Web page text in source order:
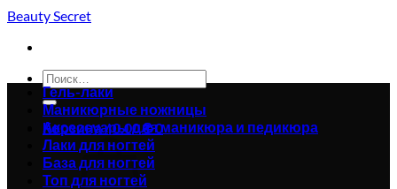
Skip
content
Beauty Secret
Искать:
Корзина /0.00₴0
Гель-лаки
Маникюрные ножницы
Аксессуары для маникюра и педикюра
Лаки для ногтей
База для ногтей
Топ для ногтей